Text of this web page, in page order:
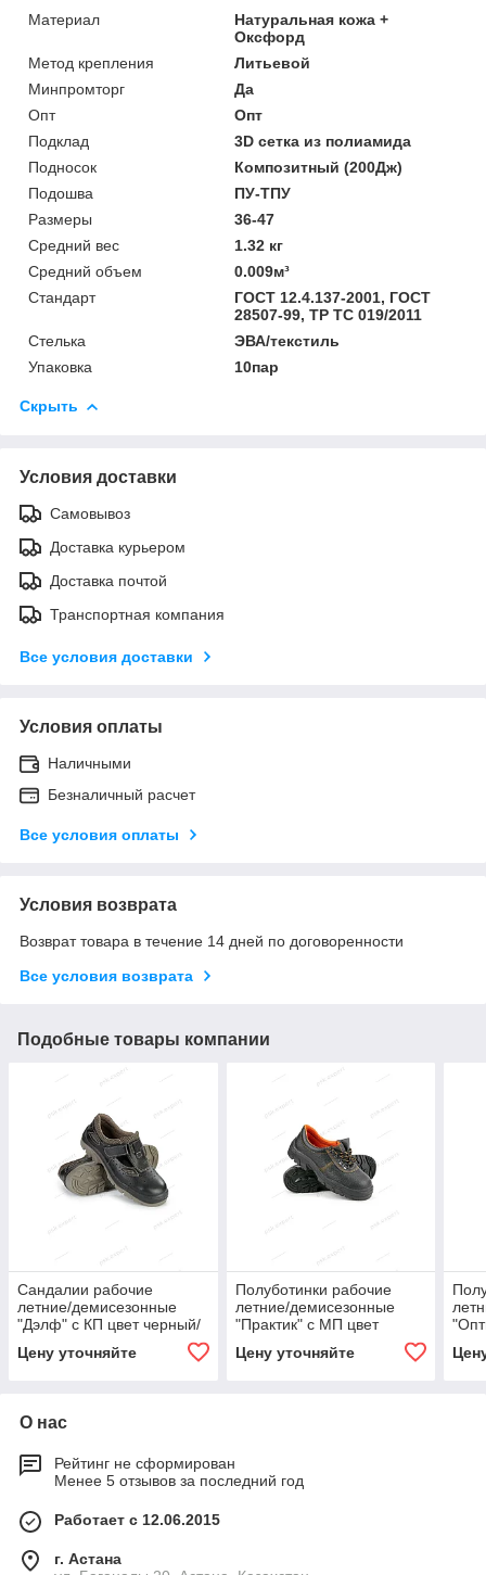
Материал
Натуральная кожа +
Оксфорд
Метод крепления
Литьевой
Минпромторг
Да
Опт
Опт
Подклад
3D сетка из полиамида
Подносок
Композитный (200Дж)
Подошва
ПУ-ТПУ
Размеры
36-47
Средний вес
1.32 кг
Средний объем
0.009м³
Стандарт
ГОСТ 12.4.137-2001, ГОСТ
28507-99, ТР ТС 019/2011
Стелька
ЭВА/текстиль
Упаковка
10пар
Скрыть
Условия доставки
Самовывоз
Доставка курьером
Доставка почтой
Транспортная компания
Все условия доставки
Условия оплаты
Наличными
Безналичный расчет
Все условия оплаты
Условия возврата
Возврат товара в течение 14 дней по договоренности
Все условия возврата
Подобные товары компании
Сандалии рабочие
летние/демисезонные
"Дэлф" с КП цвет черный/
Цену уточняйте
Полуботинки рабочие
летние/демисезонные
"Практик" с МП цвет
Цену уточняйте
О нас
Рейтинг не сформирован
Менее 5 отзывов за последний год
Работает с 12.06.2015
г. Астана